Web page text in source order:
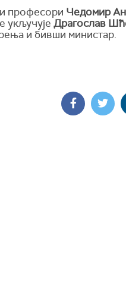
професори Чедомир
укључује Драгослав
и бивши министар.